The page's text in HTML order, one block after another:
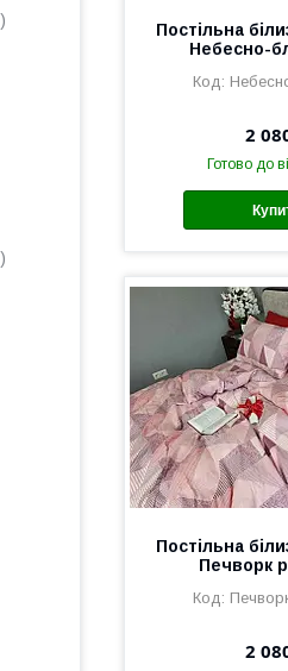
Постільна
Небесно-
2
Готово до
Постільна
Печворк
2